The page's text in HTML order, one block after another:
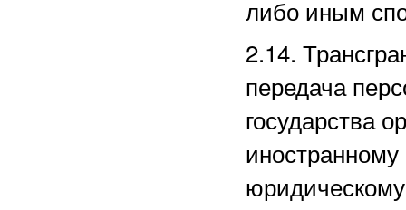
либо иным
2.14.
передача
государства